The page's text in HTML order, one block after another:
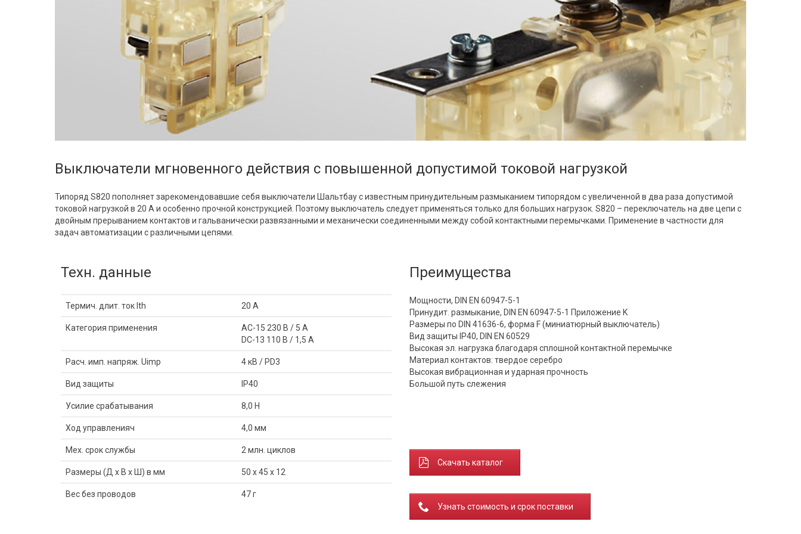
Выключатели мгновенного действия с повышенной допустимой токовой нагрузкой
Типоряд S820 пополняет зарекомендовавшие себя выключатели Шальтбау с известным принудительным размыканием типорядом с увеличенной в два раза допустимой
токовой нагрузкой в 20 A и особенно прочной конструкцией. Поэтому выключатель следует применяться только для больших нагрузок. S820 – переключатель на две цепи с
двойным прерыванием контактов и гальванически развязанными и механически соединенными между собой контактными перемычками. Применение в частности для
задач автоматизации с различными цепями.
Техн. данные
Термич. длит. ток Ith 20 A
Категория применения
AC-15 230 В / 5 A
DC-13 110 В / 1,5 A
Расч. имп. напряж. Uimp 4 кВ / PD3
Вид защиты IP40
Усилие срабатывания 8,0 Н
Ход управленияч 4,0 мм
Мех. срок службы 2 млн. циклов
Размеры (Д x В x Ш) в мм 50 x 45 x 12
Вес без проводов 47 г
Преимущества
Мощности, DIN EN 60947-5-1
Принудит. размыкание, DIN EN 60947-5-1 Приложение K
Размеры по DIN 41636-6, форма F (миниатюрный выключатель)
Вид защиты IP40, DIN EN 60529
Высокая эл. нагрузка благодаря сплошной контактной перемычке
Материал контактов: твердое серебро
Высокая вибрационная и ударная прочность
Большой путь слежения
Скачать каталог
Узнать стоимость и срок поставки